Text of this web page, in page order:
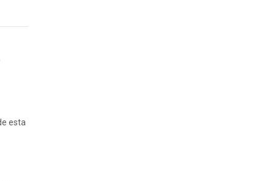
esta